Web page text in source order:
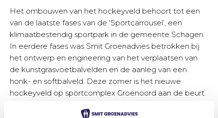
Het ombouwen van het hockeyveld behoort tot een
van de laatste fases van de ‘Sportcarrousel’, een
klimaatbestendig sportpark in de gemeente Schagen.
In eerdere fases was Smit Groenadvies betrokken bij
het ontwerp en engineering van het verplaatsen van
de kunstgrasvoetbalvelden en de aanleg van een
honk- en softbalveld. Deze zomer is het nieuwe
hockeyveld op sportcomplex Groenoord aan de beurt.